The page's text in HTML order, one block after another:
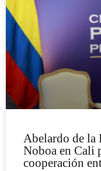
Abelardo de la
Noboa en Cali
cooperación